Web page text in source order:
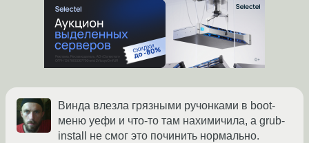
Винда влезла грязными ручонками в boot-
меню уефи и что-то там нахимичила, а grub-
install не смог это починить нормально.